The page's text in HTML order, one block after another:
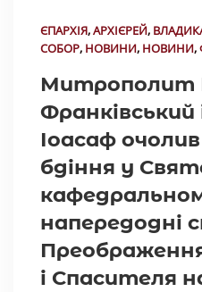
ЄПАРХІЯ,АРХІЄРЕЙ,
СОБОР, НОВИНИ, НОВИНИ,
Митрополит
Франківський
Іоасаф
бдіння у
напередодні
і Спасителя